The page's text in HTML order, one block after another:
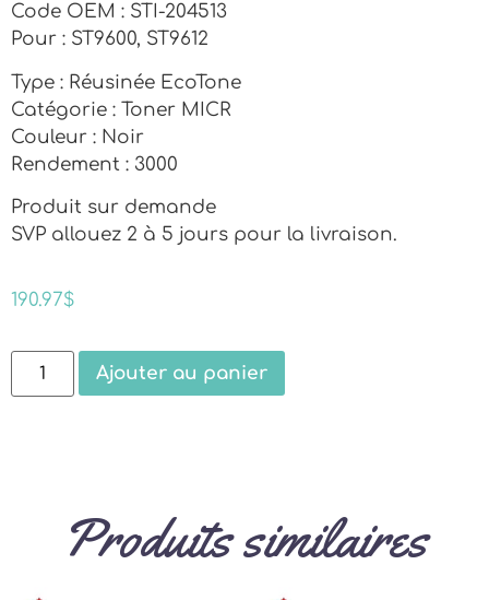
Code OEM : STI-204513
Pour : ST9600, ST9612
Type : Réusinée EcoTone
Catégorie : Toner MICR
Couleur : Noir
Rendement : 3000
Produit sur demande
SVP allouez 2 à 5 jours pour la livraison.
190.97$
Ajouter au panier
Produits similaires